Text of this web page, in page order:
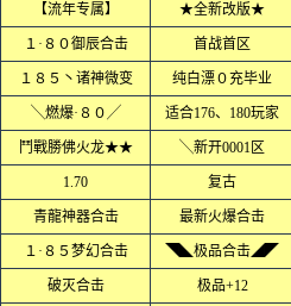
【流年专属】 ★全新改版★
１·８０御辰合击 首战首区
１８５丶诸神微变 纯白漂０充毕业
╲燃爆·８０╱ 适合176、180玩家
鬥戰勝佛火龙★★ ╲新开0001区
1.70 复古
青龍神器合击 最新火爆合击
１·８５梦幻合击 ◥◣极品合击◢◤
破灭合击 极品+12